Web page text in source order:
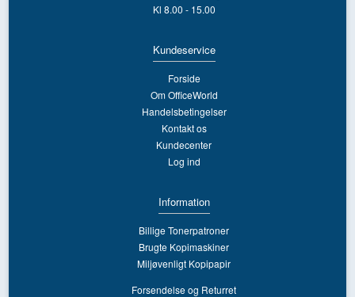
Kl 8.00 - 15.00
Kundeservice
Forside
Om OfficeWorld
Handelsbetingelser
Kontakt os
Kundecenter
Log ind
Information
Billige Tonerpatroner
Brugte Kopimaskiner
Miljøvenligt Kopipapir
Forsendelse og Returret